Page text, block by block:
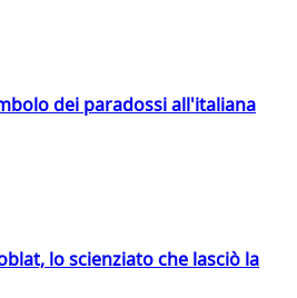
dei paradossi all'italiana
lo scienziato che lasciò la